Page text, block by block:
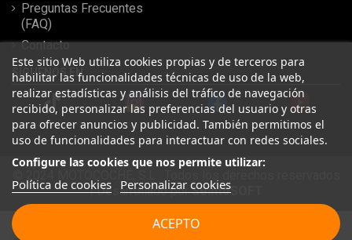
Leer más reseñas
Preguntas Frecuentes
(FAQ)
Contacto
Este sitio Web utiliza cookies propias y de terceros para
habilitar las funcionalidades técnicas de uso de la web,
realizar estadísticas y análisis del tráfico de navegación
recibido, personalizar las preferencias del usuario y otras
para ofrecer anuncios y publicidad. También permitimos el
uso de funcionalidades para interactuar con redes sociales.
Configure las cookies que nos permite utilizar:
Política de cookies Personalizar cookies
ACEPTO
SÍGUENOS EN
| Desarrollado porSeintoSOFT